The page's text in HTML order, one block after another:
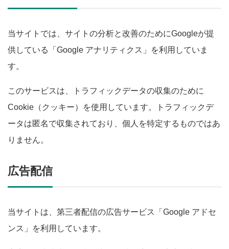
当サイトでは、サイトの分析と改善のためにGoogleが提
供している「Google アナリティクス」を利用していま
す。
このサービスは、トラフィックデータの収集のために
Cookie（クッキー）を使用しています。トラフィックデ
ータは匿名で収集されており、個人を特定するものではあ
りません。
広告配信
当サイトは、第三者配信の広告サービス「Google アドセ
ンス」を利用しています。